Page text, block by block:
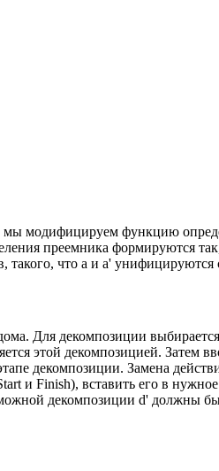
мы модифицируем функцию
преемника формируются
такого, что а и а'
Для декомпозиции
этой декомпозицией. Затем
декомпозиции. Замена
и Finish), вставить его в нужное
декомпозиции d' должны